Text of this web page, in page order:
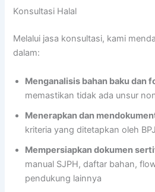
Konsultasi Halal
Melalui jasa konsultasi, kami
dalam:
Menganalisis bahan baku dan
memastikan tidak ada unsur
Menerapkan dan
kriteria yang ditetapkan oleh
Mempersiapkan dokumen
manual SJPH, daftar bahan,
pendukung lainnya